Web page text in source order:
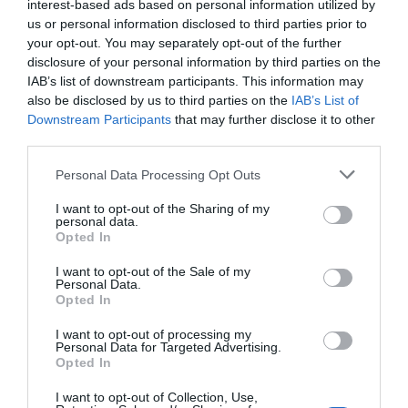
interest-based ads based on personal information utilized by
us or personal information disclosed to third parties prior to
your opt-out. You may separately opt-out of the further
disclosure of your personal information by third parties on the
IAB’s list of downstream participants. This information may
also be disclosed by us to third parties on the IAB’s List of
Downstream Participants that may further disclose it to other
Personal Data Processing Opt Outs
I want to opt-out of the Sharing of my
personal data.
Opted In
I want to opt-out of the Sale of my
Personal Data.
Opted In
I want to opt-out of processing my
Personal Data for Targeted Advertising.
Opted In
I want to opt-out of Collection, Use,
Audiencia Nacional prorroga seis meses la
investigación del caso Koldo, ante el
ingente material incautado por la UCO
por Redacción
Artículos anteriores
Opinión
por Eulogio López